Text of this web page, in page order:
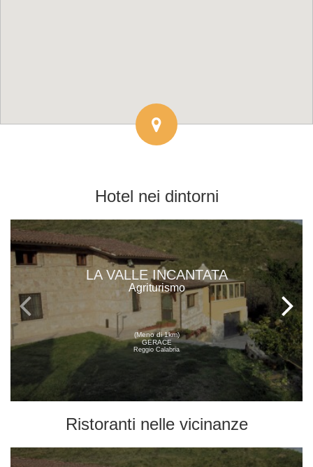
Hotel nei dintorni
LA VALLE INCANTATA
Agriturismo
(Meno di 1km)
GERACE
Reggio Calabria
Ristoranti nelle vicinanze